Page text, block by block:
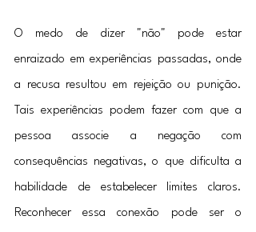
O medo de dizer "não" pode estar
enraizado em experiências passadas, onde
a recusa resultou em rejeição ou punição.
Tais experiências podem fazer com que a
pessoa associe a negação com
consequências negativas, o que dificulta a
habilidade de estabelecer limites claros.
Reconhecer essa conexão pode ser o